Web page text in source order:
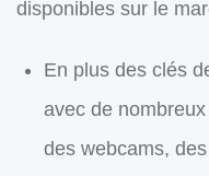
disponibles sur le
En plus des clés
avec de
des webcams,